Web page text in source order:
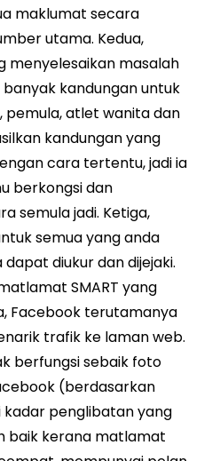
maklumat secara
utama. Kedua,
menyelesaikan masalah
kandungan untuk
atlet wanita dan
kandungan yang
cara tertentu, jadi ia
berkongsi dan
semula jadi. Ketiga,
semua yang anda
diukur dan dijejaki.
SMART yang
Facebook terutamanya
trafik ke laman web.
berfungsi sebaik foto
(berdasarkan
penglibatan yang
baik kerana matlamat